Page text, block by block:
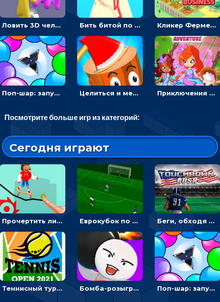
Ловить 3D человечком своего цвета и собирать драгоценности - гиперказуалка Бить битой по шарику, чтобы сбивать кубики с буквами на пути к финишу - 3D Кликер Фермерский бизнес: расти овощи, чтобы богатеть
Поп-шар: запускать колючку, чтобы лопать воздушные шарики Целиться и метать топор в 3D мишени Приключения Клуба Винкс: менять дорожки, чтобы собирать кристаллы
Посмотрите больше игр из категорий:
Сегодня играют
Прочертить линию, чтобы проехать на скейте, через преграды к финишу - для мальчиков Еврокубок по футболу 2021 в 3D: пасуй мяч и бей по воротам соперника Беги, обходя соперников и собирай бонусы - американский футбол
Теннисный турнир: подавать или отбивать шарик ракеткой Бомба-розыгрыш: передавай и беги – 3D гиперказуалка Поп-шар: запускать колючку, чтобы лопать воздушные шарики